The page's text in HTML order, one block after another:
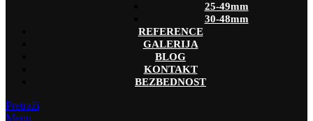
25-49mm
30-48mm
REFERENCE
GALERIJA
BLOG
KONTAKT
BEZBEDNOST
Pretraži
Menu